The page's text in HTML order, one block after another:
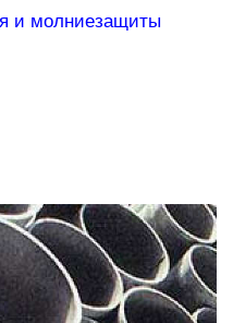
и молниезащиты